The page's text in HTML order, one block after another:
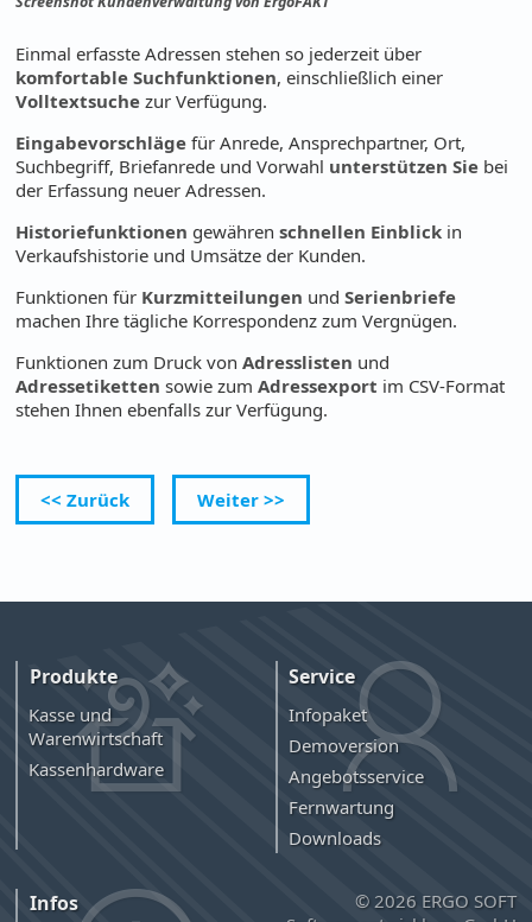
Einmal erfasste Adressen stehen so jederzeit über
komfortable Suchfunktionen, einschließlich einer
Volltextsuche zur Verfügung.
Eingabevorschläge für Anrede, Ansprechpartner, Ort,
Suchbegriff, Briefanrede und Vorwahl unterstützen Sie bei
der Erfassung neuer Adressen.
Historiefunktionen gewährenschnellen Einblick in
Verkaufshistorie und Umsätze der Kunden.
Funktionen für Kurzmitteilungen undSerienbriefe
machen Ihre tägliche Korrespondenz zum Vergnügen.
Funktionen zum Druck vonAdresslisten und
Adressetiketten sowie zumAdressexport im CSV-Format
stehen Ihnen ebenfalls zur Verfügung.
<< Zurück Weiter >>
Produkte
Kasse und
Warenwirtschaft
Kassenhardware
Service
Infopaket
Demoversion
Angebotsservice
Fernwartung
Downloads
Infos
© 2026 ERGO SOFT